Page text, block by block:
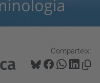
Comparteix: